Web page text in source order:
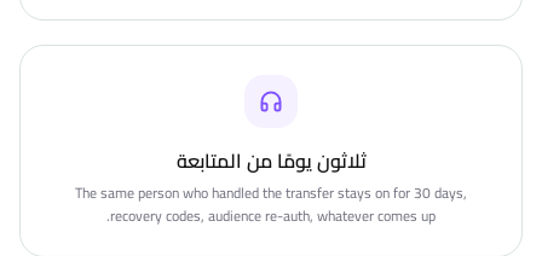
ثلاثون يومًا من المتابعة
The same person who handled the transfer stays on for 30 days,
recovery codes, audience re-auth, whatever comes up.